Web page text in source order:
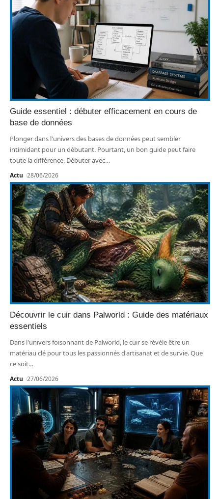
Guide essentiel : débuter efficacement en cours de
base de données
Plonger dans l'univers des bases de données peut sembler
intimidant pour un débutant. Pourtant, un bon guide peut faire
toute la différence. Débuter avec…
Actu 28/06/2026
Découvrir le cuir dans Palworld : Guide des matériaux
essentiels
Dans l'univers foisonnant de Palworld, le cuir se révèle être un
matériau clé pour tous les passionnés d'artisanat et de survie. Que
ce soit…
Actu 27/06/2026